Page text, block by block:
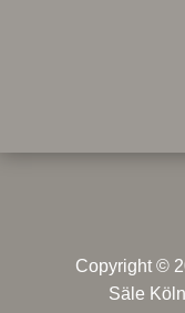
Copyright ©
Säle